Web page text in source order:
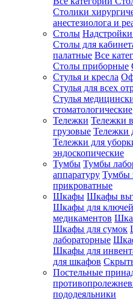
Столики
анестезиолога и
Столы Надстройки
Столы для
палатные Все
Столы приборные
Стулья и кресла
Стулья для всех
Стулья
стоматологические
Тележки Тележки
грузовые Тележки
Тележки для
эндоскопические
Тумбы Тумбы
аппаратуру Тумбы
прикроватные
Шкафы Шкафы
Шкафы для
медикаментов
Шкафы для сумок
лабораторные
Шкафы для
для шкафов
Постельные
пододеяльники